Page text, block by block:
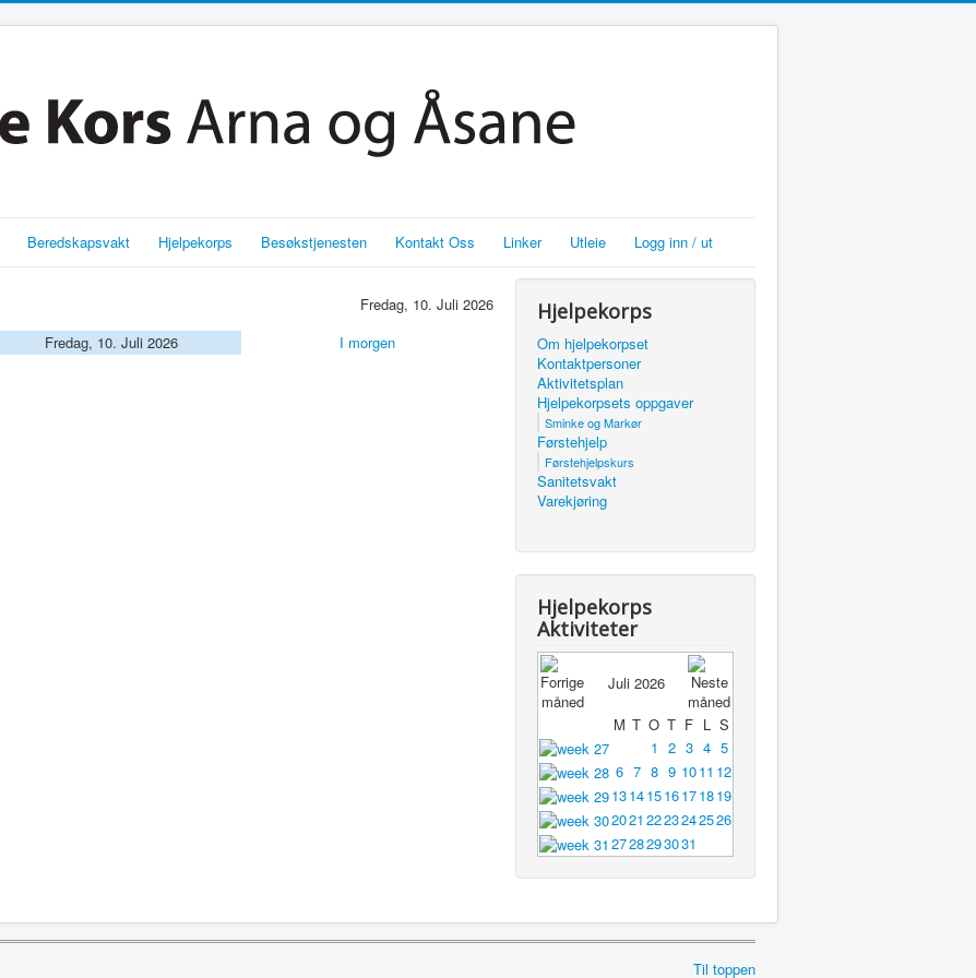
Beredskapsvakt Hjelpekorps Besøkstjenesten Kontakt Oss Linker Utleie Logg inn / ut
Fredag, 10. Juli 2026
Fredag, 10. Juli 2026
I morgen
Hjelpekorps
Om hjelpekorpset
Kontaktpersoner
Aktivitetsplan
Hjelpekorpsets oppgaver
Sminke og Markør
Førstehjelp
Førstehjelpskurs
Sanitetsvakt
Varekjøring
Hjelpekorps
Aktiviteter
Juli 2026
M T O T F L S
1 2 3 4 5
6 7 8 9 1011 12
13141516171819
2021 2223242526
2728293031
Til toppen